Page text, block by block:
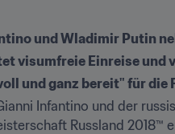
und Wladimir Putin
visumfreie Einreise
und ganz bereit" für
Infantino und der
Russland 2018™